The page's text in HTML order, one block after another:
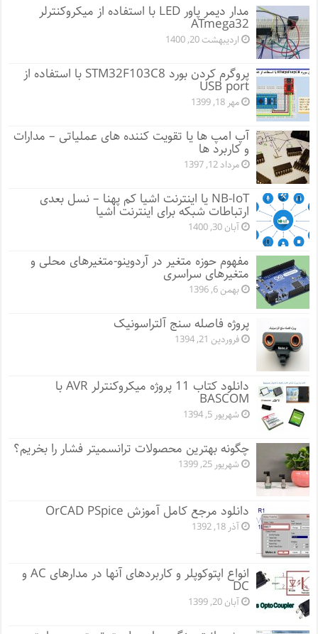
مدار دیمر پاور LED با استفاده از میکروکنترلر
ATmega32
اردیبهشت 20, 1400
پروگرم کردن بورد STM32F103C8 با استفاده از
USB port
مهر 18, 1399
آپ امپ ها یا تقویت کننده های عملیاتی – مدارات
و کاربرد ها
مرداد 12, 1397
NB-IoT یا اینترنت اشیا کم پهنا – نسل بعدی
ارتباطات شبکه برای اینترنت اشیا
آبان 30, 1400
مفهوم حوزه متغیر در آردوینو-متغیرهای محلی و
متغیرهای سراسری
بهمن 6, 1396
پروژه فاصله سنج آلتراسونیک
فروردین 21, 1394
دانلود کتاب 11 پروژه میکروکنترلر AVR با
BASCOM
شهریور 5, 1394
چگونه بهترین محصولات ترانسمیتر فشار را بخریم؟
شهریور 25, 1399
دانلود مرجع کامل آموزش OrCAD PSpice
آذر 18, 1392
انواع اپتوکوپلر و کاربردهای آنها در مدارهای AC و
DC
آبان 20, 1399